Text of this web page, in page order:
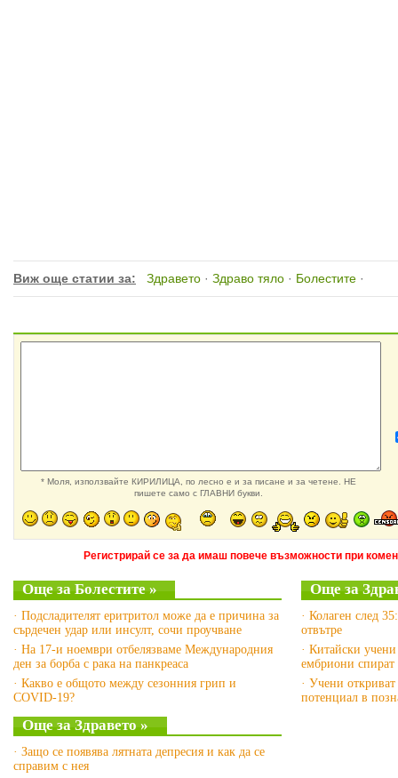
Виж още статии за: Здравето · Здраво тяло · Болестите ·
* Моля, използвайте КИРИЛИЦА, по лесно е и за писане и за четене. НЕ
пишете само с ГЛАВНИ букви.
Регистрирай се за да имаш повече възможности при
Още за Болестите »
· Подсладителят еритритол може да е причина за
сърдечен удар или инсулт, сочи проучване
· На 17-и ноември отбелязваме Международния
ден за борба с рака на панкреаса
· Какво е общото между сезонния грип и
COVID-19?
Още за
· Колаген след
отвътре
· Китайски
ембриони спират
· Учени
потенциал в
Още за Здравето »
· Защо се появява лятната депресия и как да се
справим с нея